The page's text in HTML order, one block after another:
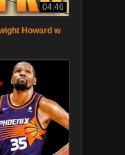
04:46
Howard w